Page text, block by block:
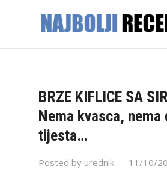
BRZE KIFLICE SA
Nema kvasca, nema
tijesta…
Posted by urednik — 11/10/